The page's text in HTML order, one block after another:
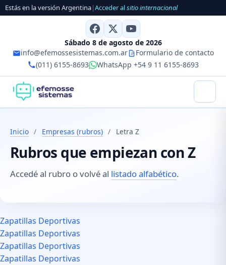
Estás en la versión Argentina|Acceder alsitio internacional
Sábado 8 de agosto de 2026
info@efemossesistemas.com.ar
Formulario de contacto
(011) 6155-8693
WhatsApp +54 9 11 6155-8693
Inicio / Empresas (rubros) / Letra Z
Rubros que empiezan con Z
Accedé al rubro o volvé al listado alfabético.
Zapatillas Deportivas
Zapatillas Deportivas
Zapatillas Deportivas
Zapatillas Deportivas